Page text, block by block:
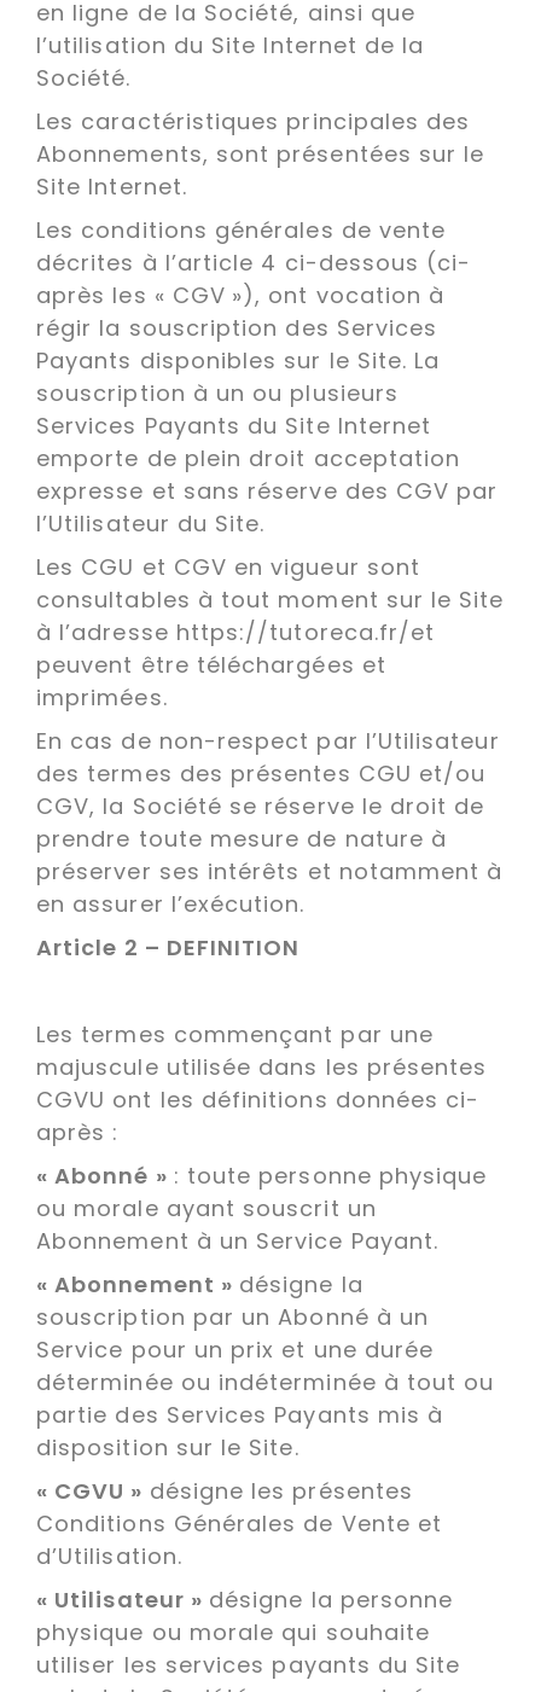
en ligne de la Société, ainsi que
l’utilisation du Site Internet de la
Société.
Les caractéristiques principales des
Abonnements, sont présentées sur le
Site Internet.
Les conditions générales de vente
décrites à l’article 4 ci-dessous (ci-
après les « CGV »), ont vocation à
régir la souscription des Services
Payants disponibles sur le Site. La
souscription à un ou plusieurs
Services Payants du Site Internet
emporte de plein droit acceptation
expresse et sans réserve des CGV par
l’Utilisateur du Site.
Les CGU et CGV en vigueur sont
consultables à tout moment sur le Site
à l’adresse https://tutoreca.fr/et
peuvent être téléchargées et
imprimées.
En cas de non-respect par l’Utilisateur
des termes des présentes CGU et/ou
CGV, la Société se réserve le droit de
prendre toute mesure de nature à
préserver ses intérêts et notamment à
en assurer l’exécution.
Article 2 – DEFINITION
Les termes commençant par une
majuscule utilisée dans les présentes
CGVU ont les définitions données ci-
après :
« Abonné » : toute personne physique
ou morale ayant souscrit un
Abonnement à un Service Payant.
« Abonnement » désigne la
souscription par un Abonné à un
Service pour un prix et une durée
déterminée ou indéterminée à tout ou
partie des Services Payants mis à
disposition sur le Site.
« CGVU » désigne les présentes
Conditions Générales de Vente et
d’Utilisation.
« Utilisateur » désigne la personne
physique ou morale qui souhaite
utiliser les services payants du Site